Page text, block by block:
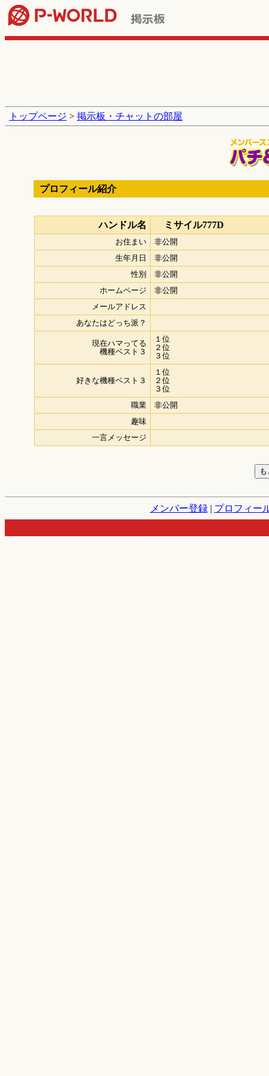
トップページ > 掲示板・チャットの部屋
プロフィール紹介
ハンドル名 ミサイル777D
お住まい
非公開
生年月日
非公開
性別
非公開
ホームページ
非公開
メールアドレス
あなたはどっち派？
現在ハマってる
機種ベスト３
１位
２位
３位
好きな機種ベスト３
１位
２位
３位
職業
非公開
趣味
一言メッセージ
メンバー登録| プロフィー